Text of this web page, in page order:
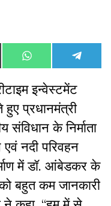
Share
on
WhatsAppShare
on
इन्वेस्टमेंट
प्रधानमंत्री
संविधान के निर्माता
नदी परिवहन
में डॉ. आंबेडकर के
बहुत कम जानकारी